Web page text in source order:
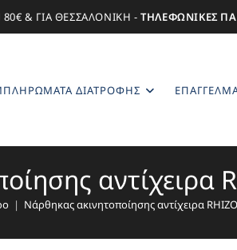
80€ & ΓΙΑ ΘΕΣΣΑΛΟΝΙΚΗ -ΤΗΛΕΦΩΝΙΚΕΣ
ΔΙΑΤΡΟΦΉΣ
αντίχειρα
| Νάρθηκας ακινητοποίησης αντίχειρα